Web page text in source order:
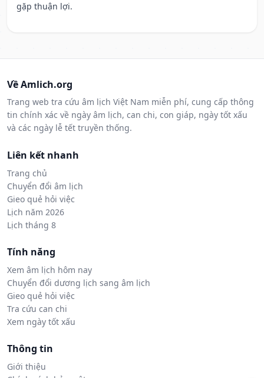
gặp thuận lợi.
Về Amlich.org
Trang web tra cứu âm lịch Việt Nam miễn phí, cung cấp thông
tin chính xác về ngày âm lịch, can chi, con giáp, ngày tốt xấu
và các ngày lễ tết truyền thống.
Liên kết nhanh
Trang chủ
Chuyển đổi âm lịch
Gieo quẻ hỏi việc
Lịch năm 2026
Lịch tháng 8
Tính năng
Xem âm lịch hôm nay
Chuyển đổi dương lịch sang âm lịch
Gieo quẻ hỏi việc
Tra cứu can chi
Xem ngày tốt xấu
Thông tin
Giới thiệu